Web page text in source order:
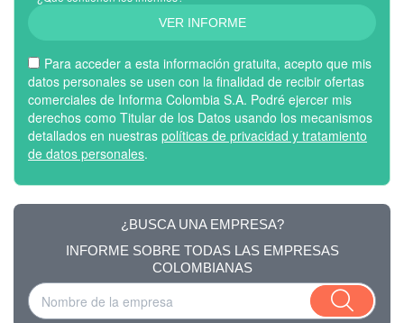
VER INFORME
Para acceder a esta información gratuita, acepto que mis
datos personales se usen con la finalidad de recibir ofertas
comerciales de Informa Colombia S.A. Podré ejercer mis
derechos como Titular de los Datos usando los mecanismos
detallados en nuestras políticas de privacidad y tratamiento
de datos personales.
¿BUSCA UNA EMPRESA?
INFORME SOBRE TODAS LAS EMPRESAS
COLOMBIANAS